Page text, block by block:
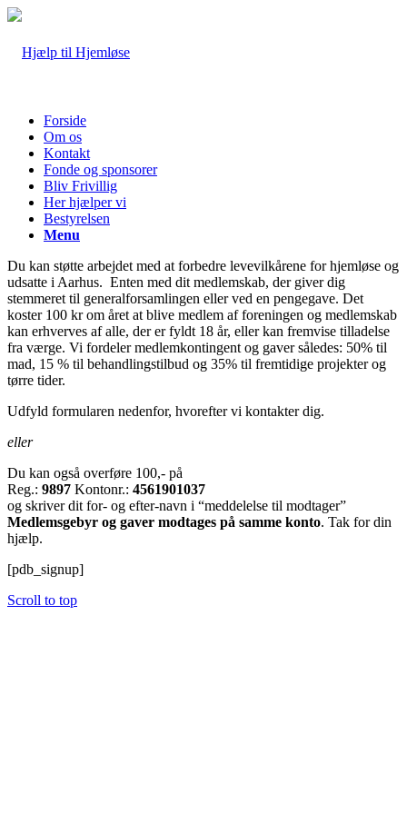
Forside
Om os
Kontakt
Fonde og sponsorer
Bliv Frivillig
Her hjælper vi
Bestyrelsen
Menu
Du kan støtte arbejdet med at forbedre levevilkårene for hjemløse og
udsatte i Aarhus. Enten med dit medlemskab, der giver dig
stemmeret til generalforsamlingen eller ved en pengegave. Det
koster 100 kr om året at blive medlem af foreningen og medlemskab
kan erhverves af alle, der er fyldt 18 år, eller kan fremvise tilladelse
fra værge. Vi fordeler medlemkontingent og gaver således: 50% til
mad, 15 % til behandlingstilbud og 35% til fremtidige projekter og
tørre tider.
Udfyld formularen nedenfor, hvorefter vi kontakter dig.
eller
Du kan også overføre 100,- på
Reg.: 9897 Kontonr.: 4561901037
og skriver dit for- og efter-navn i “meddelelse til modtager”
Medlemsgebyr og gaver modtages på samme konto. Tak for din
hjælp.
[pdb_signup]
Scroll to top